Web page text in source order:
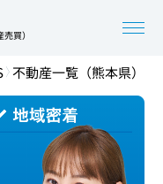
買）
不動産一覧（熊本県）